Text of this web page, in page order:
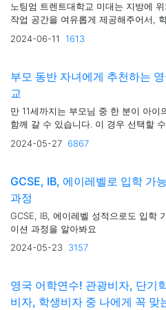
노팅엄 트렌트대학교 미대는 지방에
작업 공간을 여유롭게 제공해주어서,
창의력을 발휘할 수 있겠다는 생각이 들
2024-06-11 1613
부모 동반 자녀에게 추천하는
교
만 11세까지는 부모님 중 한 분이 아이
함께 갈 수 있습니다. 이 경우 선택할
2024-05-27 6867
GCSE, IB, 에이레벨로 입학 가
과정
GCSE, IB, 에이레벨 성적으로도 입학
이션 과정을 알아봐요
2024-05-23 3157
영국 어학연수! 관광비자, 단기
비자, 학생비자 중 나에게 꼭 맞